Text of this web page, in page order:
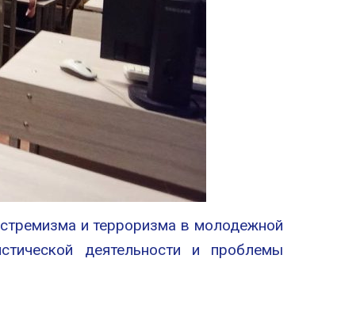
и терроризма в молодежной
деятельности и проблемы